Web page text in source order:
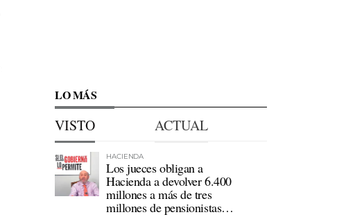
LO MÁS
VISTO ACTUAL
HACIENDA
Los jueces obligan a
Hacienda a devolver 6.400
millones a más de tres
millones de pensionistas